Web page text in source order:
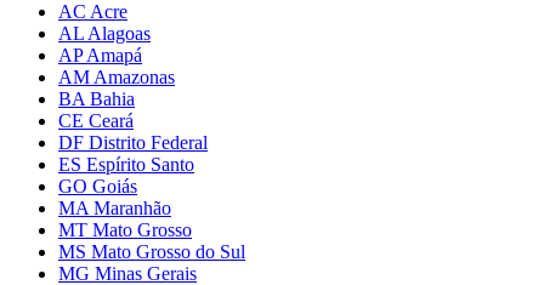
AC Acre
AL Alagoas
AP Amapá
AM Amazonas
BA Bahia
CE Ceará
DF Distrito Federal
ES Espírito Santo
GO Goiás
MA Maranhão
MT Mato Grosso
MS Mato Grosso do Sul
MG Minas Gerais